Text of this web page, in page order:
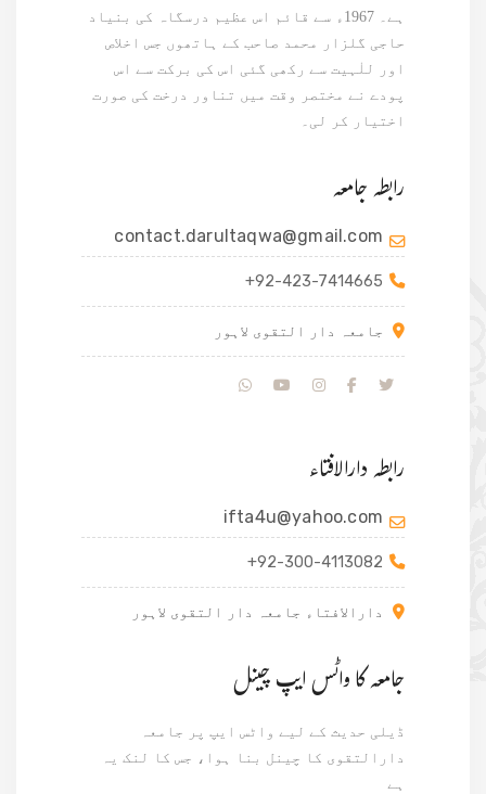
ہے۔ 1967ء سے قائم اس عظیم درسگاہ کی بنیاد
حاجی گلزار محمد صاحب کے ہاتھوں جس اخلاص
اور للٰہیت سے رکھی گئی اس کی برکت سے اس
پودے نے مختصر وقت میں تناور درخت کی صورت
اختیار کر لی۔
رابطہ جامعہ
contact.darultaqwa@gmail.com
+92-423-7414665
جامعہ دار التقوی لاہور
رابطہ دارالافتاء
ifta4u@yahoo.com
+92-300-4113082
دارالافتاء جامعہ دار التقوی لاہور
جامعہ کا واٹس ایپ چینل
ڈیلی حدیث کے لیے واٹس ایپ پر جامعہ
دارالتقوی کا چینل بنا ہوا، جس کا لنک یہ
ہے